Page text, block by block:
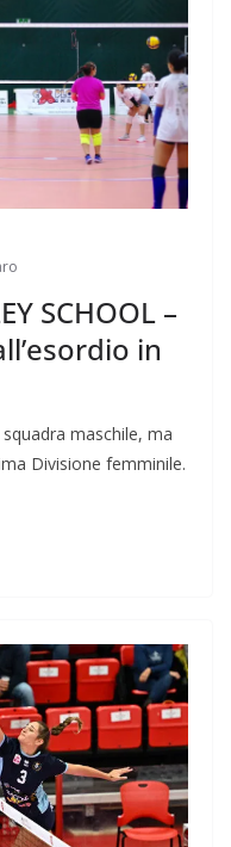
SCHOOL –
in
maschile, ma
Divisione femminile.